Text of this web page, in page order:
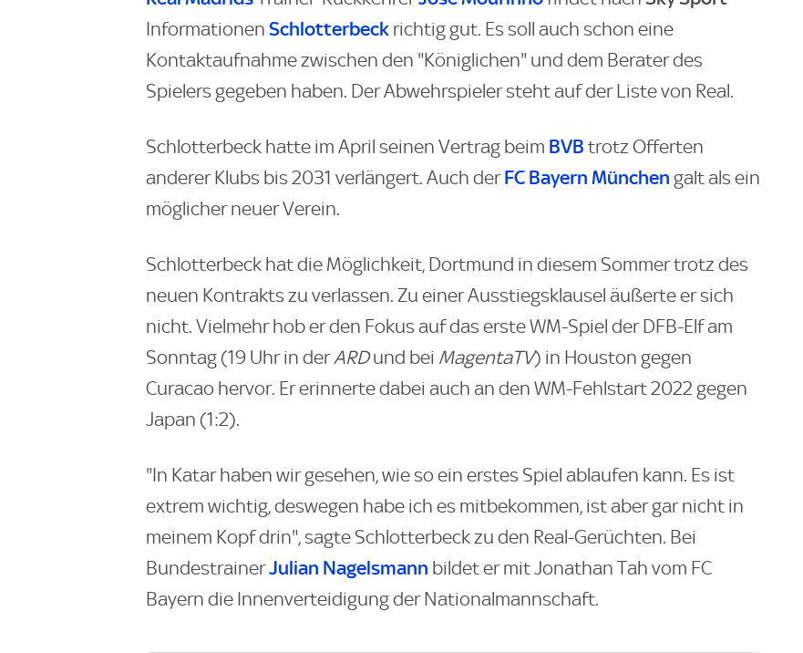
Informationen Schlotterbeck richtig gut. Es soll auch schon eine
Kontaktaufnahme zwischen den "Königlichen" und dem Berater des
Spielers gegeben haben. Der Abwehrspieler steht auf der Liste von Real.
Schlotterbeck hatte im April seinen Vertrag beim BVB trotz Offerten
anderer Klubs bis 2031 verlängert. Auch derFC Bayern München galt als ein
möglicher neuer Verein.
Schlotterbeck hat die Möglichkeit, Dortmund in diesem Sommer trotz des
neuen Kontrakts zu verlassen. Zu einer Ausstiegsklausel äußerte er sich
nicht. Vielmehr hob er den Fokus auf das erste WM-Spiel der DFB-Elf am
Sonntag (19 Uhr in derARDund bei MagentaTV) in Houston gegen
Curacao hervor. Er erinnerte dabei auch an den WM-Fehlstart 2022 gegen
Japan (1:2).
"In Katar haben wir gesehen, wie so ein erstes Spiel ablaufen kann. Es ist
extrem wichtig, deswegen habe ich es mitbekommen, ist aber gar nicht in
meinem Kopf drin", sagte Schlotterbeck zu den Real-Gerüchten. Bei
BundestrainerJulian Nagelsmann bildet er mit Jonathan Tah vom FC
Bayern die Innenverteidigung der Nationalmannschaft.